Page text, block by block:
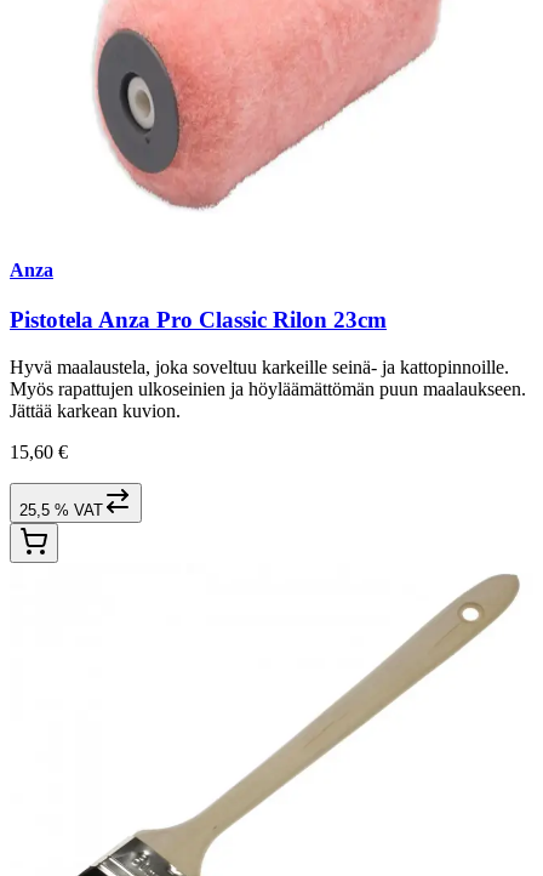
Anza
Pistotela Anza Pro Classic Rilon 23cm
Hyvä maalaustela, joka soveltuu karkeille seinä- ja kattopinnoille.
Myös rapattujen ulkoseinien ja höyläämättömän puun maalaukseen.
Jättää karkean kuvion.
15,60 €
25,5 % VAT